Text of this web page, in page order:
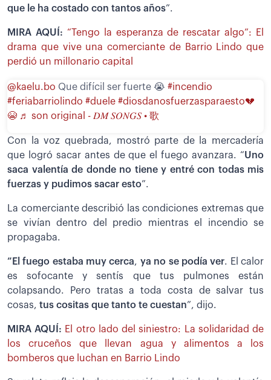
que le ha costado con tantos años”.
MIRA AQUÍ: “Tengo la esperanza de rescatar algo”: El
drama que vive una comerciante de Barrio Lindo que
perdió un millonario capital
@kaelu.bo Que difícil ser fuerte 😭 #incendio
#feriabarriolindo #duele #diosdanosfuerzasparaesto💔
😭 ♬ son original - 𝐷𝑀 𝑆𝑂𝑁𝐺𝑆 • 歌
Con la voz quebrada, mostró parte de la mercadería
que logró sacar antes de que el fuego avanzara. “Uno
saca valentía de donde no tiene y entré con todas mis
fuerzas y pudimos sacar esto”.
La comerciante describió las condiciones extremas que
se vivían dentro del predio mientras el incendio se
propagaba.
”El fuego estaba muy cerca, ya no se podía ver. El calor
es sofocante y sentís que tus pulmones están
colapsando. Pero tratas a toda costa de salvar tus
cosas, tus cositas que tanto te cuestan”, dijo.
MIRA AQUÍ: El otro lado del siniestro: La solidaridad de
los cruceños que llevan agua y alimentos a los
bomberos que luchan en Barrio Lindo